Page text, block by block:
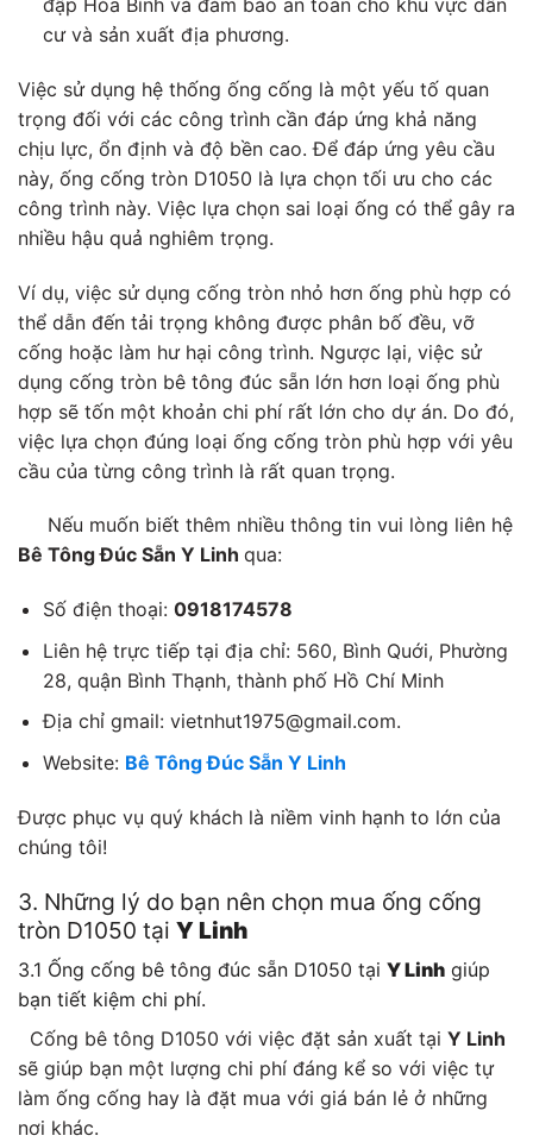
cư và sản xuất địa phương.
Việc sử dụng hệ thống ống cống là một yếu tố quan
trọng đối với các công trình cần đáp ứng khả năng
chịu lực, ổn định và độ bền cao. Để đáp ứng yêu cầu
này, ống cống tròn D1050 là lựa chọn tối ưu cho các
công trình này. Việc lựa chọn sai loại ống có thể gây ra
nhiều hậu quả nghiêm trọng.
Ví dụ, việc sử dụng cống tròn nhỏ hơn ống phù hợp có
thể dẫn đến tải trọng không được phân bố đều, vỡ
cống hoặc làm hư hại công trình. Ngược lại, việc sử
dụng cống tròn bê tông đúc sẵn lớn hơn loại ống phù
hợp sẽ tốn một khoản chi phí rất lớn cho dự án. Do đó,
việc lựa chọn đúng loại ống cống tròn phù hợp với yêu
cầu của từng công trình là rất quan trọng.
Nếu muốn biết thêm nhiều thông tin vui lòng liên hệ
Bê Tông Đúc Sẵn Y Linh qua:
Số điện thoại: 0918174578
Liên hệ trực tiếp tại địa chỉ: 560, Bình Quới, Phường
28, quận Bình Thạnh, thành phố Hồ Chí Minh
Địa chỉ gmail: vietnhut1975@gmail.com.
Website: Bê Tông Đúc Sẵn Y Linh
Được phục vụ quý khách là niềm vinh hạnh to lớn của
chúng tôi!
3. Những lý do bạn nên chọn mua ống cống
tròn D1050 tại Y Linh
3.1 Ống cống bê tông đúc sẵn D1050 tại Y Linh giúp
bạn tiết kiệm chi phí.
Cống bê tông D1050 với việc đặt sản xuất tại Y Linh
sẽ giúp bạn một lượng chi phí đáng kể so với việc tự
làm ống cống hay là đặt mua với giá bán lẻ ở những
nơi khác.